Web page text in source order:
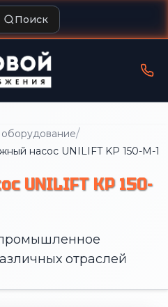
Поиск
/
насос UNILIFT KP 150-M-1
UNILIFT KP 150-
отраслей